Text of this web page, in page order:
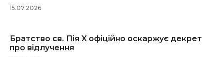
15.07.2026
Братство св. Пія X офіційно оскаржує декрет
про відлучення